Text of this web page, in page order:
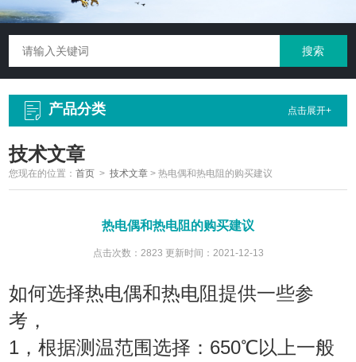
产品分类 点击展开+
技术文章
您现在的位置：首页 >技术文章 >热电偶和热电阻的购买建议
热电偶和热电阻的购买建议
点击次数：2823 更新时间：2021-12-13
如何选择热电偶和热电阻提供一些参
考，
1，根据测温范围选择：650℃以上一般